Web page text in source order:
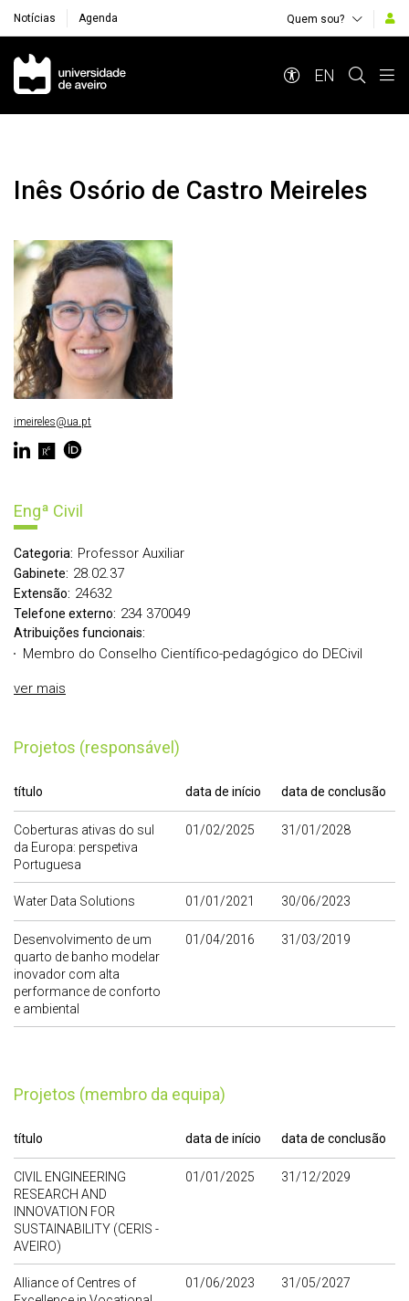
Notícias Agenda Quem sou?
Navegação Principal
EN
Inês Osório de Castro Meireles
Engª Civil
Categoria: Professor Auxiliar
Gabinete: 28.02.37
Extensão: 24632
Telefone externo: 234 370049
Atribuições funcionais:
Membro do Conselho Científico-pedagógico do DECivil
ver mais
Projetos (responsável)
título data de início data de conclusão
Coberturas ativas do sul
da Europa: perspetiva
Portuguesa
01/02/2025 31/01/2028
Water Data Solutions 01/01/2021 30/06/2023
Desenvolvimento de um
quarto de banho modelar
inovador com alta
performance de conforto
e ambiental
01/04/2016 31/03/2019
Projetos (membro da equipa)
título data de início data de conclusão
CIVIL ENGINEERING
RESEARCH AND
INNOVATION FOR
SUSTAINABILITY (CERIS -
AVEIRO)
01/01/2025 31/12/2029
Alliance of Centres of
01/06/2023 31/05/2027
imeireles@ua.pt